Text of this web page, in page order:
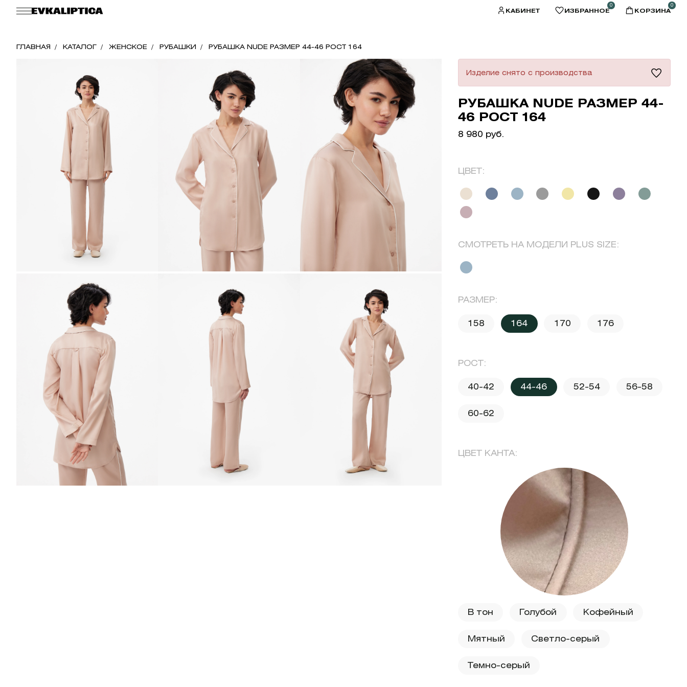
КАБИНЕТ ИЗБРАННОЕ
0
КОРЗИНА
0
ГЛАВНАЯ КАТАЛОГ ЖЕНСКОЕ РУБАШКИ РУБАШКА NUDE РАЗМЕР 44-46 РОСТ 164
Изделие снято с производства
РУБАШКА NUDE РАЗМЕР 44-
46 РОСТ 164
8 980 руб.
ЦВЕТ:
СМОТРЕТЬ НА МОДЕЛИ PLUS SIZE:
РАЗМЕР:
158 164 170 176
РОСТ:
40-42 44-46 52-54 56-58
60-62
ЦВЕТ КАНТА:
В тон Голубой Кофейный
Мятный Светло-серый
Темно-серый